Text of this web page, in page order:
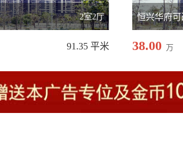
2室2厅
91.35 平米 38.00 万